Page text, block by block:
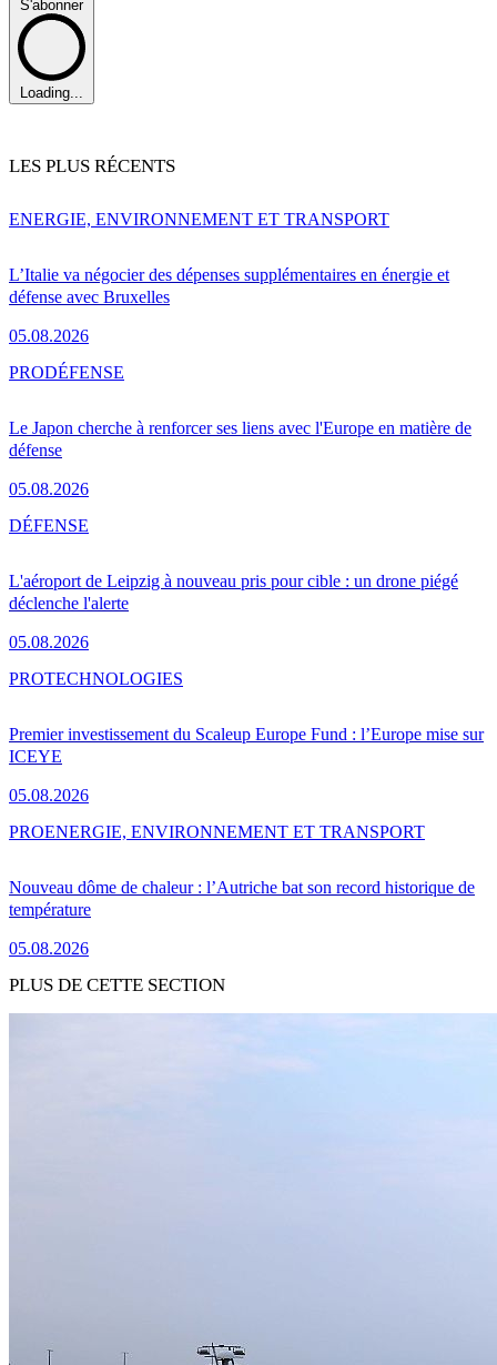
S'abonner
Loading...
LES PLUS RÉCENTS
L’Italie va négocier des dépenses supplémentaires en énergie et
défense avec Bruxelles
05.08.2026
ENERGIE, ENVIRONNEMENT ET TRANSPORT
Le Japon cherche à renforcer ses liens avec l'Europe en matière de
défense
05.08.2026
PRODÉFENSE
L'aéroport de Leipzig à nouveau pris pour cible : un drone piégé
déclenche l'alerte
05.08.2026
DÉFENSE
Premier investissement du Scaleup Europe Fund : l’Europe mise sur
ICEYE
05.08.2026
PROTECHNOLOGIES
Nouveau dôme de chaleur : l’Autriche bat son record historique de
température
05.08.2026
PROENERGIE, ENVIRONNEMENT ET TRANSPORT
PLUS DE CETTE SECTION